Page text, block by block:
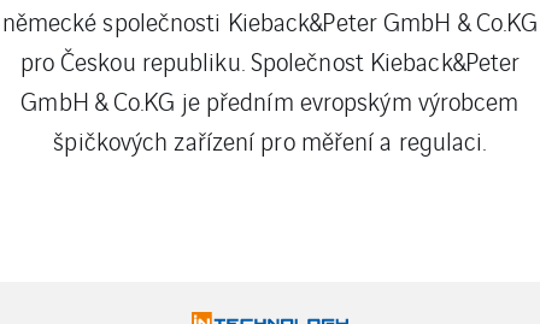
německé společnosti Kieback&Peter GmbH & Co.KG
pro Českou republiku. Společnost Kieback&Peter
GmbH & Co.KG je předním evropským výrobcem
špičkových zařízení pro měření a regulaci.